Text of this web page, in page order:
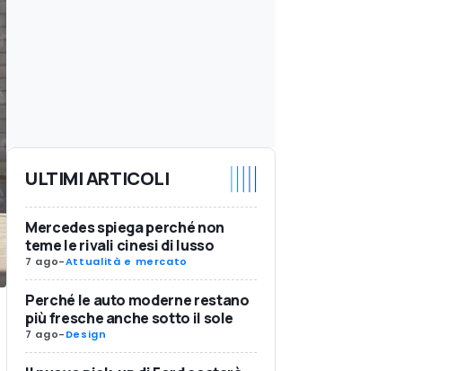
ULTIMI ARTICOLI
Mercedes spiega perché non
teme le rivali cinesi di lusso
7 ago-Attualità e mercato
Perché le auto moderne restano
più fresche anche sotto il sole
7 ago-Design